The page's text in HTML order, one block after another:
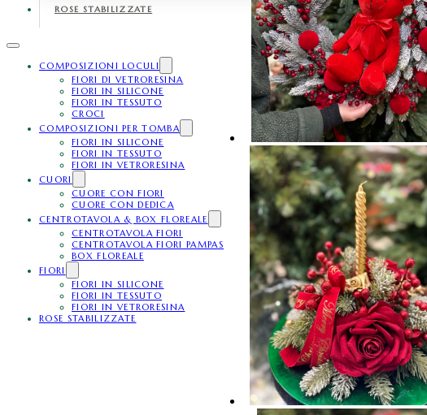
ROSE STABILIZZATE
COMPOSIZIONI LOCULI
FIORI DI VETRORESINA
FIORI IN SILICONE
FIORI IN TESSUTO
CROCI
COMPOSIZIONI PER TOMBA
FIORI IN SILICONE
FIORI IN TESSUTO
FIORI IN VETRORESINA
CUORI
CUORE CON FIORI
CUORE CON DEDICA
CENTROTAVOLA & BOX FLOREALE
CENTROTAVOLA FIORI
CENTROTAVOLA FIORI PAMPAS
BOX FLOREALE
FIORI
FIORI IN SILICONE
FIORI IN TESSUTO
FIORI IN VETRORESINA
ROSE STABILIZZATE